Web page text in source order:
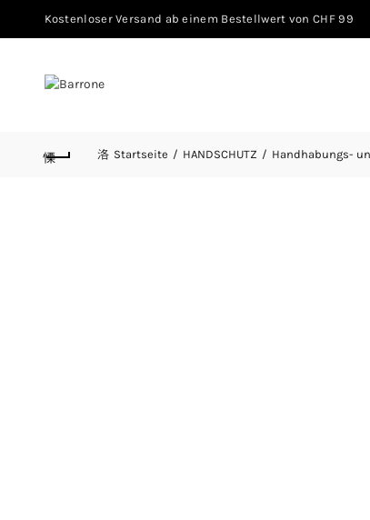
Kostenloser Versand ab einem Bestellwert von CHF 99
Startseite HANDSCHUTZ Handhabungs-